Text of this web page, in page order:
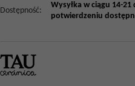
Dostępność:
Wysyłka w ciągu 14-
potwierdzeniu